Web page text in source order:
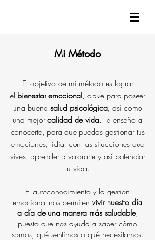
Mi Método
El objetivo de mi método es lograr
el bienestar emocional, clave para poseer
una buena salud psicológica, así como
una mejorcalidad de vida. Te enseño a
conocerte, para que puedas gestionar tus
emociones, lidiar con las situaciones que
vives, aprender a valorartey así potenciar
tu vida.
El autoconocimiento y la gestión
emocional nos permiten vivir nuestro día
a día de una manera más saludable,
puesto que nos ayuda a saber cómo
somos, qué sentimos o qué necesitamos.